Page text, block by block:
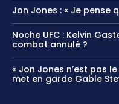
Jon Jones : « Je pense
Noche UFC : Kelvin
combat annulé ?
« Jon Jones n’est pas
met en garde Gable